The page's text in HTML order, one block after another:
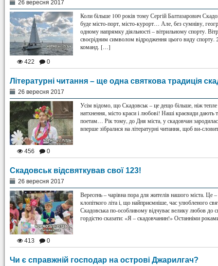
26 вересня 2017
Коли більше 100 років тому Сергій Балтазарович
буде місто-порт, місто-курорт… Але, без сумніву,
одному напрямку діяльності – вітрильному спорту.
своєрідним символом відродження цього виду спорту.
команд. […]
422 0
Літературні читання – ще одна святкова традиція
26 вересня 2017
Усім відомо, що Скадовськ – це дещо більше, ніж тепле
натхнення, місто краси і любові! Наші краєвиди
поетам… Рік тому, до Дня міста, у скадовчан
вперше зібралися на літературні читання, щоб ви-
456 0
Скадовськ відсвяткував свої 123!
26 вересня 2017
Вересень – чарівна пора для жителів нашого міста. Це –
клопіткого літа і, що найприємніше, час улюбленого
Скадовська по-особливому відчуває велику любов до
гордістю сказати: «Я – скадовчанин!» Останніми
413 0
Чи є справжній господар на острові Джарилгач?